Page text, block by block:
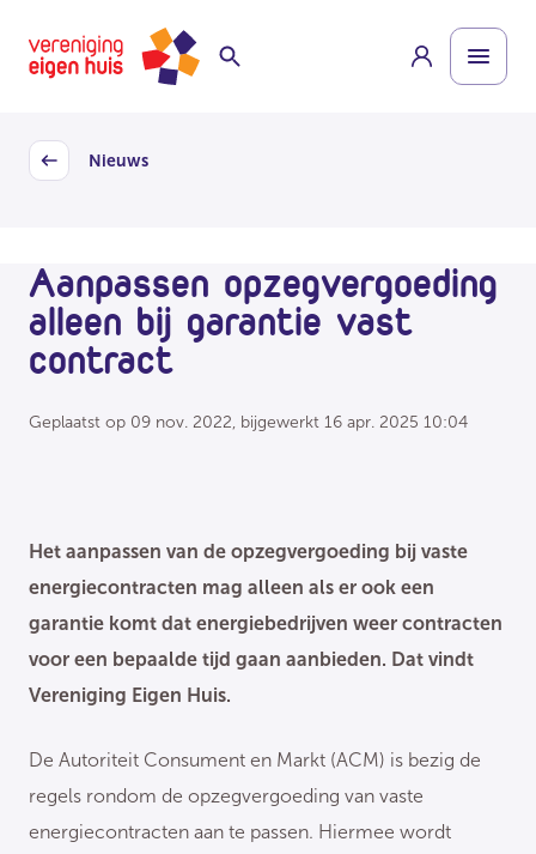
naar
hoofdinhoud
Homepage
Back
Nieuws
Aanpassen opzegvergoeding
alleen bij garantie vast
contract
Geplaatst op 09 nov. 2022, bijgewerkt 16 apr. 2025 10:04
Het aanpassen van de opzegvergoeding bij vaste
energiecontracten mag alleen als er ook een
garantie komt dat energiebedrijven weer contracten
voor een bepaalde tijd gaan aanbieden. Dat vindt
Vereniging Eigen Huis.
De Autoriteit Consument en Markt (ACM) is bezig de
regels rondom de opzegvergoeding van vaste
energiecontracten aan te passen. Hiermee wordt